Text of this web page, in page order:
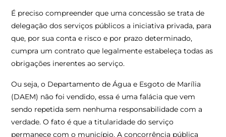
É preciso compreender que uma concessão se trata de
delegação dos serviços públicos a iniciativa privada, para
que, por sua conta e risco e por prazo determinado,
cumpra um contrato que legalmente estabeleça todas as
obrigações inerentes ao serviço.
Ou seja, o Departamento de Água e Esgoto de Marília
(DAEM) não foi vendido, essa é uma falácia que vem
sendo repetida sem nenhuma responsabilidade com a
verdade. O fato é que a titularidade do serviço
permanece com o município. A concorrência pública